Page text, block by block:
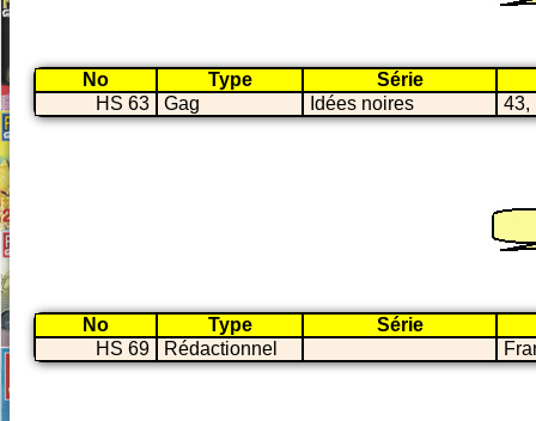
No Type
Série
HS 63
Gag Idées noires 43,
No Type
Série
HS 69
Rédactionnel